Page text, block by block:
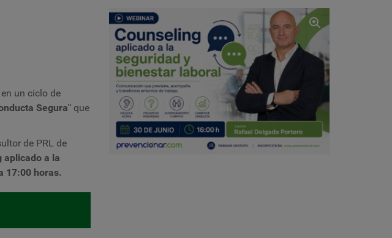
un ciclo de
Segura" que
de PRL de
aplicado a la
17:00 horas.